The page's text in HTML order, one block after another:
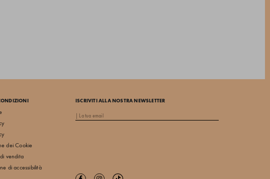
ISCRIVITI ALLA NOSTRA NEWSLETTER
dei Cookie
vendita
di accessibilità